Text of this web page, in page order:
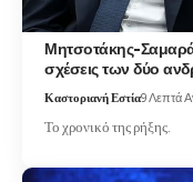
Μητσοτάκης-
σχέσεις των δύο
Καστοριανή Εστία9 Λεπτά
Το χρονικό της ρήξης.